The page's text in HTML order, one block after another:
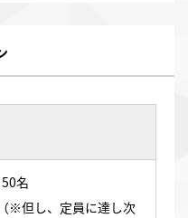
名
※但し、定員に達し次